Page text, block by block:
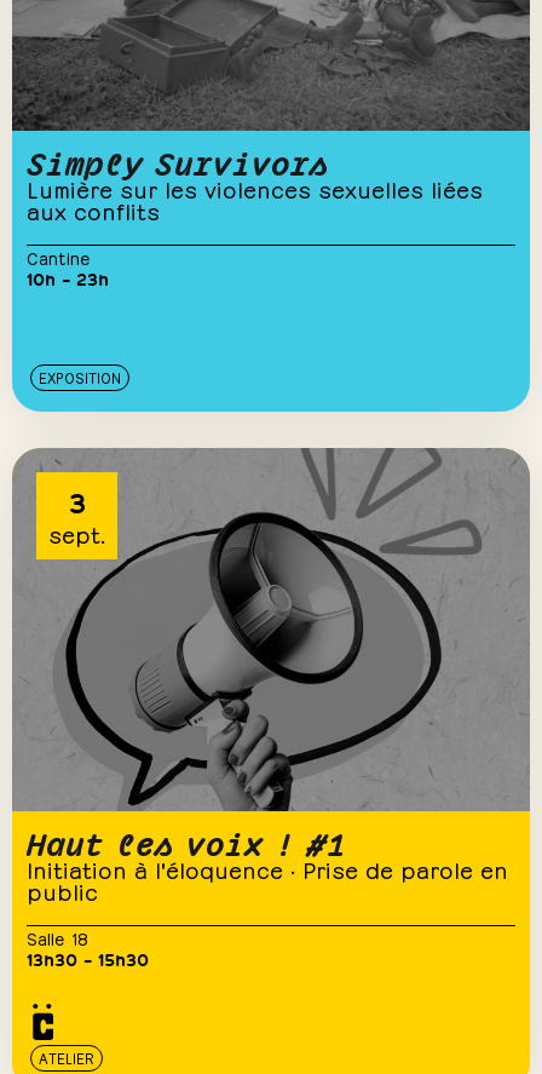
Simply Survivors
Lumière sur les violences sexuelles liées
aux conflits
Cantine
10h – 23h
EXPOSITION
3
sept.
Haut les voix ! #1
Initiation à l'éloquence · Prise de parole en
public
Salle 18
13h30 – 15h30
ATELIER